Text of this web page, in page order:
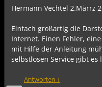
Hermann Vechtel 2.Märrz
Einfach großartig die
Internet. Einen Fehler,
mit Hilfe der Anleitung
selbstlosen Service gibt es
Antworten ↓